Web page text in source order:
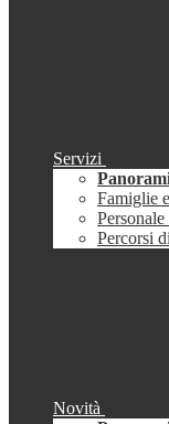
Servizi
Famiglie
Percorsi
Novità